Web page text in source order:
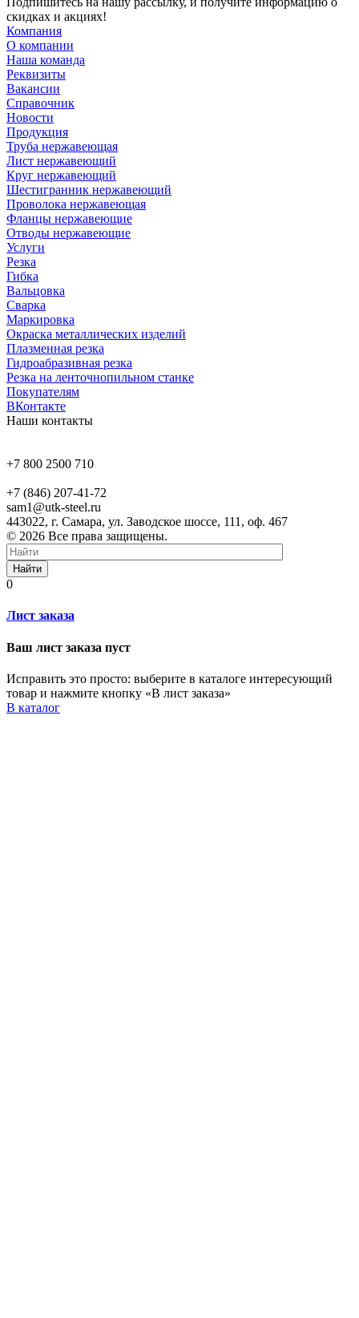
скидках и акциях!
Компания
О компании
Наша команда
Реквизиты
Вакансии
Справочник
Новости
Продукция
Труба нержавеющая
Лист нержавеющий
Круг нержавеющий
Шестигранник нержавеющий
Проволока нержавеющая
Фланцы нержавеющие
Отводы нержавеющие
Услуги
Резка
Гибка
Вальцовка
Сварка
Маркировка
Окраска металлических изделий
Плазменная резка
Гидроабразивная резка
Резка на ленточнопильном станке
Покупателям
ВКонтакте
Наши контакты
+7 800 2500 710
+7 (846) 207-41-72
sam1@utk-steel.ru
443022, г. Самара, ул. Заводское шоссе, 111, оф. 467
© 2026 Все права защищены.
Найти
0
Лист заказа
Ваш лист заказа пуст
Исправить это просто: выберите в каталоге интересующий
товар и нажмите кнопку «В лист заказа»
В каталог